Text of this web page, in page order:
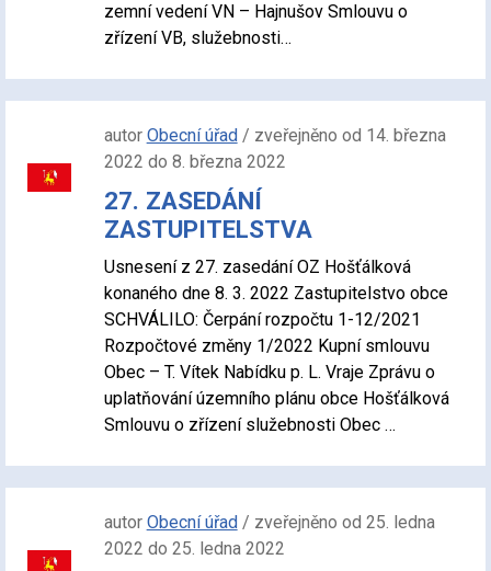
zemní vedení VN – Hajnušov Smlouvu o
zřízení VB, služebnosti…
autor Obecní úřad/ zveřejněno od 14. března
2022 do 8. března 2022
27. ZASEDÁNÍ
ZASTUPITELSTVA
Usnesení z 27. zasedání OZ Hošťálková
konaného dne 8. 3. 2022 Zastupitelstvo obce
SCHVÁLILO: Čerpání rozpočtu 1-12/2021
Rozpočtové změny 1/2022 Kupní smlouvu
Obec – T. Vítek Nabídku p. L. Vraje Zprávu o
uplatňování územního plánu obce Hošťálková
Smlouvu o zřízení služebnosti Obec …
autor Obecní úřad/ zveřejněno od 25. ledna
2022 do 25. ledna 2022